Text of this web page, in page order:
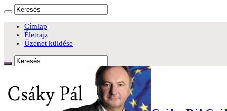
Címlap
Életrajz
Üzenet küldése